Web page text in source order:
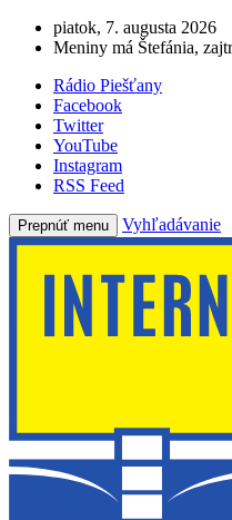
piatok, 7. augusta 2026
Meniny má Štefánia,
Rádio Piešťany
Facebook
Twitter
YouTube
Instagram
RSS Feed
Prepnúť menu Vyhľadávanie